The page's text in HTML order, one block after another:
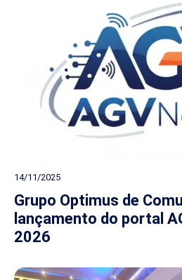
14/11/2025
Grupo Optimus de
lançamento do portal
2026